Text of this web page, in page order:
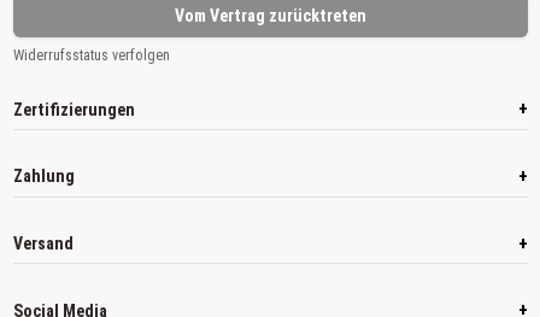
Vom Vertrag zurücktreten
Widerrufsstatus verfolgen
Zertifizierungen +
Zahlung +
Versand +
Social Media +